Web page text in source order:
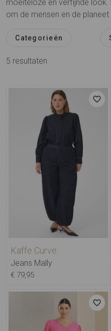
moeiteloze en verfijnde look.
om de mensen en de
Categorieën
5 resultaten
Kaffe Curve
Jeans Mally
€ 79,95